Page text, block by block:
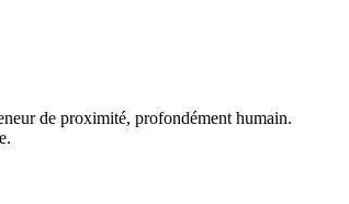
de proximité, profondément humain.